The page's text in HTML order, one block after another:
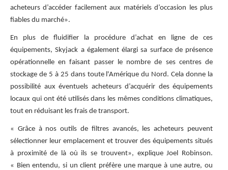
acheteurs d’accéder facilement aux matériels d’occasion les plus
fiables du marché».
En plus de fluidifier la procédure d’achat en ligne de ces
équipements, Skyjack a également élargi sa surface de présence
opérationnelle en faisant passer le nombre de ses centres de
stockage de 5 à 25 dans toute l'Amérique du Nord. Cela donne la
possibilité aux éventuels acheteurs d’acquérir des équipements
locaux qui ont été utilisés dans les mêmes conditions climatiques,
tout en réduisant les frais de transport.
« Grâce à nos outils de filtres avancés, les acheteurs peuvent
sélectionner leur emplacement et trouver des équipements situés
à proximité de là où ils se trouvent», explique Joel Robinson.
« Bien entendu, si un client préfère une marque à une autre, ou